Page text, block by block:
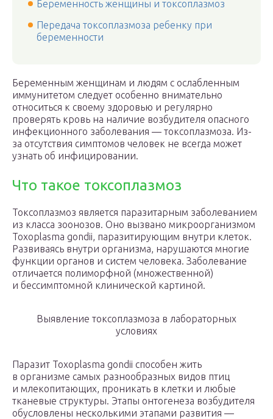
Беременность женщины и токсоплазмоз
Передача токсоплазмоза ребенку при
беременности
Беременным женщинам и людям с ослабленным
иммунитетом следует особенно внимательно
относиться к своему здоровью и регулярно
проверять кровь на наличие возбудителя опасного
инфекционного заболевания — токсоплазмоза. Из-
за отсутствия симптомов человек не всегда может
узнать об инфицировании.
Что такое токсоплазмоз
Токсоплазмоз является паразитарным заболеванием
из класса зоонозов. Оно вызвано микроорганизмом
Toxoplasma gondii, паразитирующим внутри клеток.
Развиваясь внутри организма, нарушаются многие
функции органов и систем человека. Заболевание
отличается полиморфной (множественной)
и бессимптомной клинической картиной.
Выявление токсоплазмоза в лабораторных
условиях
Паразит Toxoplasma gondii способен жить
в организме самых разнообразных видов птиц
и млекопитающих, проникать в клетки и любые
тканевые структуры. Этапы онтогенеза возбудителя
обусловлены несколькими этапами развития —